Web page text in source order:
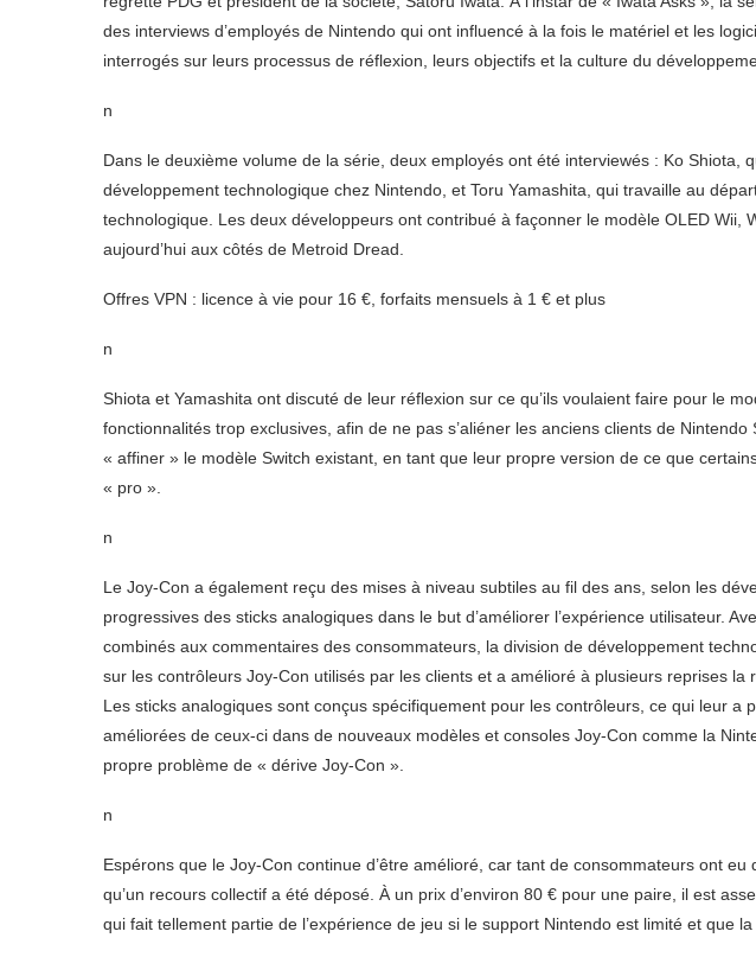
des interviews d’employés de Nintendo qui ont influencé à la fois le matériel et les
interrogés sur leurs processus de réflexion, leurs objectifs et la culture du
n
Dans le deuxième volume de la série, deux employés ont été interviewés : Ko Shiota,
développement technologique chez Nintendo, et Toru Yamashita, qui travaille au
technologique. Les deux développeurs ont contribué à façonner le modèle OLED Wii,
aujourd’hui aux côtés de Metroid Dread.
Offres VPN : licence à vie pour 16 €, forfaits mensuels à 1 € et plus
n
Shiota et Yamashita ont discuté de leur réflexion sur ce qu’ils voulaient faire pour le
fonctionnalités trop exclusives, afin de ne pas s’aliéner les anciens clients de
« affiner » le modèle Switch existant, en tant que leur propre version de ce que
« pro ».
n
Le Joy-Con a également reçu des mises à niveau subtiles au fil des ans, selon les
progressives des sticks analogiques dans le but d’améliorer l’expérience utilisateur.
combinés aux commentaires des consommateurs, la division de développement
sur les contrôleurs Joy-Con utilisés par les clients et a amélioré à plusieurs reprises la
Les sticks analogiques sont conçus spécifiquement pour les contrôleurs, ce qui leur a
améliorées de ceux-ci dans de nouveaux modèles et consoles Joy-Con comme la
propre problème de « dérive Joy-Con ».
n
Espérons que le Joy-Con continue d’être amélioré, car tant de consommateurs ont
qu’un recours collectif a été déposé. À un prix d’environ 80 € pour une paire, il est
qui fait tellement partie de l’expérience de jeu si le support Nintendo est limité et que